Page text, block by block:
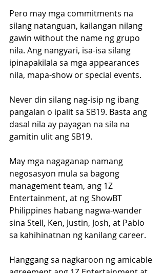
Pero may mga commitments na
silang natanguan, kailangan nilang
gawin without the name ng grupo
nila. Ang nangyari, isa-isa silang
ipinapakilala sa mga appearances
nila, mapa-show or special events.
Never din silang nag-isip ng ibang
pangalan o ipalit sa SB19. Basta ang
dasal nila ay payagan na sila na
gamitin ulit ang SB19.
May mga nagaganap namang
negosasyon mula sa bagong
management team, ang 1Z
Entertainment, at ng ShowBT
Philippines habang nagwa-wander
sina Stell, Ken, Justin, Josh, at Pablo
sa kahihinatnan ng kanilang career.
Hanggang sa nagkaroon ng amicable